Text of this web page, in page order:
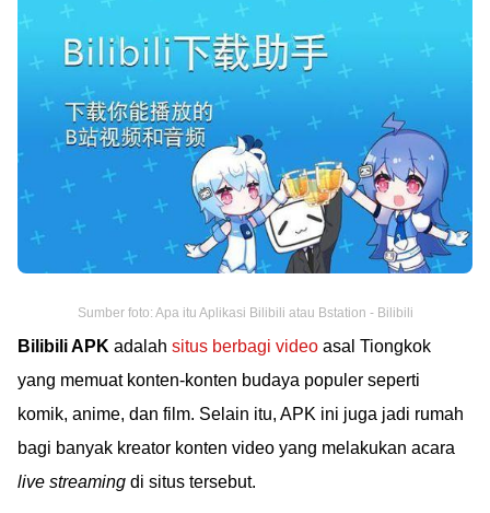
Sumber foto: Apa itu Aplikasi Bilibili atau Bstation - Bilibili
Bilibili APK adalah situs berbagi video asal Tiongkok
yang memuat konten-konten budaya populer seperti
komik, anime, dan film. Selain itu, APK ini juga jadi rumah
bagi banyak kreator konten video yang melakukan acara
live streaming di situs tersebut.